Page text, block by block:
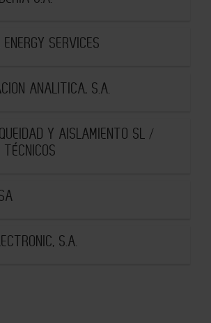
SERVICES
ANALITICA, S.A.
Y AISLAMIENTO SL /
S.A.